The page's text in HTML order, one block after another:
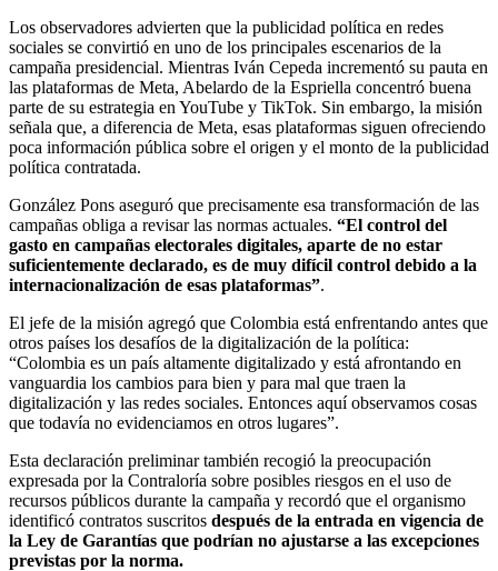
Los observadores advierten que la publicidad política en redes
sociales se convirtió en uno de los principales escenarios de la
campaña presidencial. Mientras Iván Cepeda incrementó su pauta en
las plataformas de Meta, Abelardo de la Espriella concentró buena
parte de su estrategia en YouTube y TikTok. Sin embargo, la misión
señala que, a diferencia de Meta, esas plataformas siguen ofreciendo
poca información pública sobre el origen y el monto de la publicidad
política contratada.
González Pons aseguró que precisamente esa transformación de las
campañas obliga a revisar las normas actuales. “El control del
gasto en campañas electorales digitales, aparte de no estar
suficientemente declarado, es de muy difícil control debido a la
internacionalización de esas plataformas”.
El jefe de la misión agregó que Colombia está enfrentando antes que
otros países los desafíos de la digitalización de la política:
“Colombia es un país altamente digitalizado y está afrontando en
vanguardia los cambios para bien y para mal que traen la
digitalización y las redes sociales. Entonces aquí observamos cosas
que todavía no evidenciamos en otros lugares”.
Esta declaración preliminar también recogió la preocupación
expresada por la Contraloría sobre posibles riesgos en el uso de
recursos públicos durante la campaña y recordó que el organismo
identificó contratos suscritos después de la entrada en vigencia de
la Ley de Garantías que podrían no ajustarse a las excepciones
previstas por la norma.